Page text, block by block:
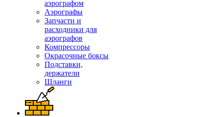
аэрографом
Аэрографы
Запчасти и
расходники для
аэрографов
Компрессоры
Окрасочные боксы
Подставки,
держатели
Шланги